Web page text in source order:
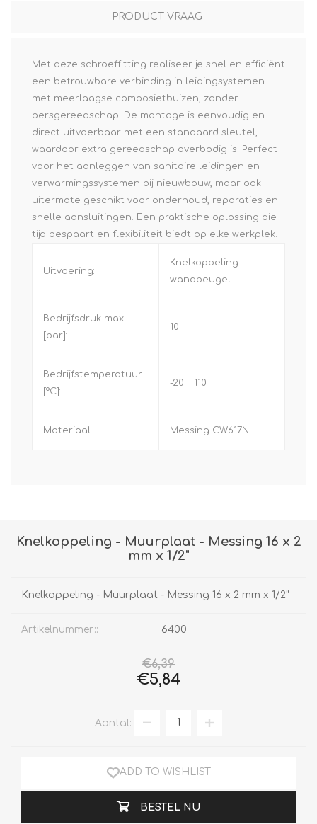
PRODUCT VRAAG
Met deze schroeffitting realiseer je snel en efficiënt
een betrouwbare verbinding in leidingsystemen
met meerlaagse composietbuizen, zonder
persgereedschap. De montage is eenvoudig en
direct uitvoerbaar met een standaard sleutel,
waardoor extra gereedschap overbodig is. Perfect
voor het aanleggen van sanitaire leidingen en
verwarmingssystemen bij nieuwbouw, maar ook
uitermate geschikt voor onderhoud, reparaties en
snelle aansluitingen. Een praktische oplossing die
tijd bespaart en flexibiliteit biedt op elke werkplek.
Uitvoering:
Knelkoppeling
wandbeugel
Bedrijfsdruk max.
[bar]:
10
Bedrijfstemperatuur
[°C]:
-20 .. 110
Materiaal: Messing CW617N
Knelkoppeling - Muurplaat - Messing 16 x 2
mm x 1/2"
Knelkoppeling - Muurplaat - Messing 16 x 2 mm x 1/2"
Artikelnummer:: 6400
€6,39
€5,84
Aantal:
ADD TO WISHLIST
BESTEL NU